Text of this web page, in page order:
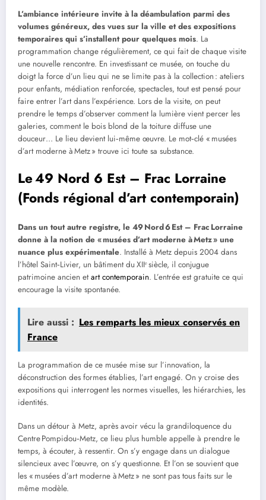
L’ambiance intérieure invite à la déambulation parmi des
volumes généreux, des vues sur la ville et des expositions
temporaires qui s’installent pour quelques mois. La
programmation change régulièrement, ce qui fait de chaque visite
une nouvelle rencontre. En investissant ce musée, on touche du
doigt la force d’un lieu qui ne se limite pas à la collection : ateliers
pour enfants, médiation renforcée, spectacles, tout est pensé pour
faire entrer l’art dans l’expérience. Lors de la visite, on peut
prendre le temps d’observer comment la lumière vient percer les
galeries, comment le bois blond de la toiture diffuse une
douceur… Le lieu devient lui‑même œuvre. Le mot‑clé « musées
d’art moderne à Metz » trouve ici toute sa substance.
Le 49 Nord 6 Est – Frac Lorraine
(Fonds régional d’art contemporain)
Dans un tout autre registre, le 49 Nord 6 Est – Frac Lorraine
donne à la notion de « musées d’art moderne à Metz » une
nuance plus expérimentale. Installé à Metz depuis 2004 dans
l’hôtel Saint‑Livier, un bâtiment du XIIᵉ siècle, il conjugue
patrimoine ancien etart contemporain. L’entrée est gratuite ce qui
encourage la visite spontanée.
Lire aussi : Les remparts les mieux conservés en
France
La programmation de ce musée mise sur l’innovation, la
déconstruction des formes établies, l’art engagé. On y croise des
expositions qui interrogent les normes visuelles, les hiérarchies, les
identités.
Dans un détour à Metz, après avoir vécu la grandiloquence du
Centre Pompidou‑Metz, ce lieu plus humble appelle à prendre le
temps, à écouter, à ressentir. On s’y engage dans un dialogue
silencieux avec l’œuvre, on s’y questionne. Et l’on se souvient que
les « musées d’art moderne à Metz » ne sont pas tous faits sur le
même modèle.